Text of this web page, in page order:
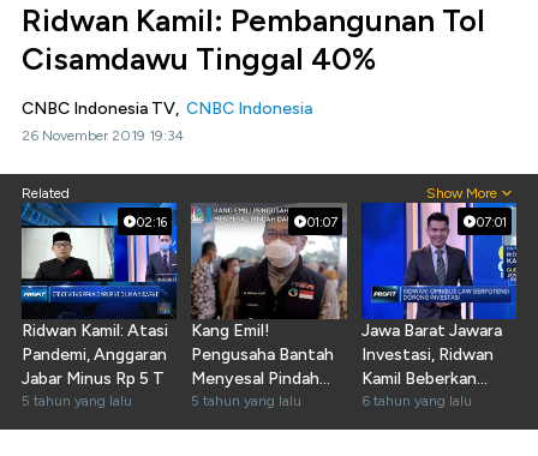
Ridwan Kamil: Pembangunan Tol
Cisamdawu Tinggal 40%
CNBC Indonesia TV, CNBC Indonesia
26 November 2019 19:34
Related Show More
02:16
Ridwan Kamil: Atasi
Pandemi, Anggaran
Jabar Minus Rp 5 T
5 tahun yang lalu
01:07
Kang Emil!
Pengusaha Bantah
Menyesal Pindah
dari Jabar
5 tahun yang lalu
07:01
Jawa Barat Jawara
Investasi, Ridwan
Kamil Beberkan
Resepnya
6 tahun yang lalu